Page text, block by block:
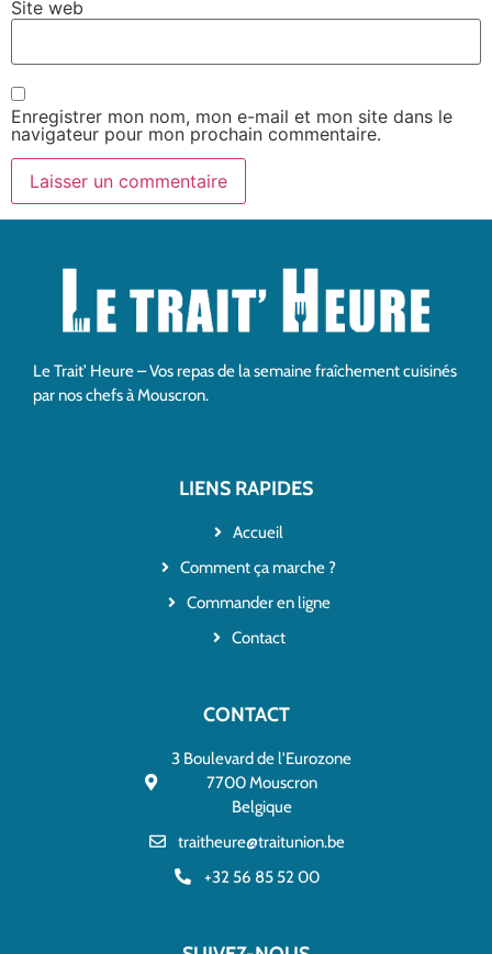
Site web
Enregistrer mon nom, mon e-mail et mon site dans le
navigateur pour mon prochain commentaire.
Le Trait’ Heure – Vos repas de la semaine fraîchement cuisinés
par nos chefs à Mouscron.
LIENS RAPIDES
Accueil
Comment ça marche ?
Commander en ligne
Contact
CONTACT
3 Boulevard de l'Eurozone
7700 Mouscron
Belgique
traitheure@traitunion.be
+32 56 85 52 00